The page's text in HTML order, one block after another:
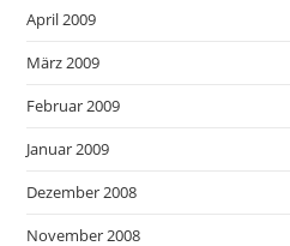
April 2009
März 2009
Februar 2009
Januar 2009
Dezember 2008
November 2008